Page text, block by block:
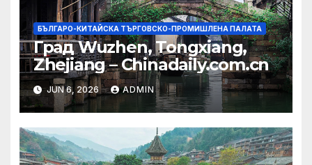
БЪЛГАРО-КИТАЙСКА ТЪРГОВСКО-ПРОМИШЛЕНА ПАЛАТА
Град Wuzhen, Tongxiang,
Zhejiang – Chinadaily.com.cn
JUN 6, 2026 ADMIN